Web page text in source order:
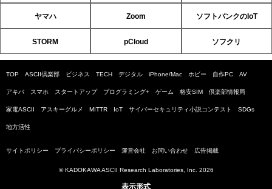
ヤマハ Zoom ソフトバンクのIoT
STORM pCloud ソフクリ
TOP ASCII倶楽部 ビジネス TECH デジタル iPhone/Mac ホビー 自作PC AV
アキバ スマホ スタートアップ プログラミング+ ゲーム 格安SIM 倶楽部情報局
家電ASCII アスキーグルメ MITTR IoT サイバーセキュリティ小説コンテスト SDGs
地方活性
サイトポリシー プライバシーポリシー 運営会社 お問い合わせ 広告掲載
© KADOKAWA ASCII Research Laboratories, Inc. 2026
表示形式